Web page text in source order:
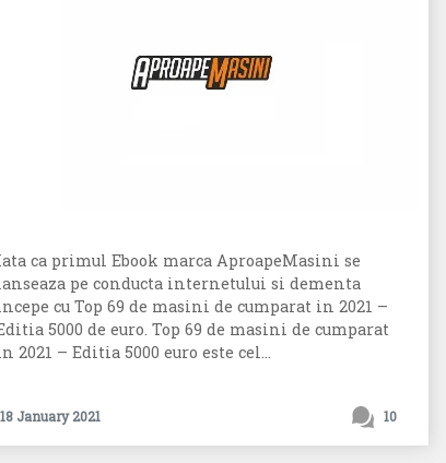
ca primul Ebook marca AproapeMasini se
pe conducta internetului si dementa
cu Top 69 de masini de cumparat in 2021 –
5000 de euro. Top 69 de masini de cumparat
2021 – Editia 5000 euro este cel...
18 January 2021 10